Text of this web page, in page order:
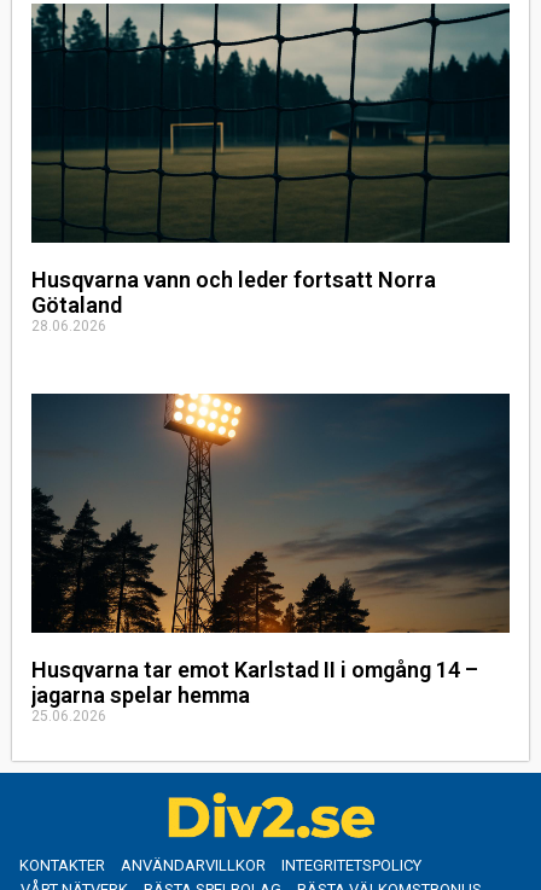
Husqvarna vann och leder fortsatt Norra
Götaland
28.06.2026
Husqvarna tar emot Karlstad II i omgång 14 –
jagarna spelar hemma
25.06.2026
KONTAKTER ANVÄNDARVILLKOR
INTEGRITETSPOLICY